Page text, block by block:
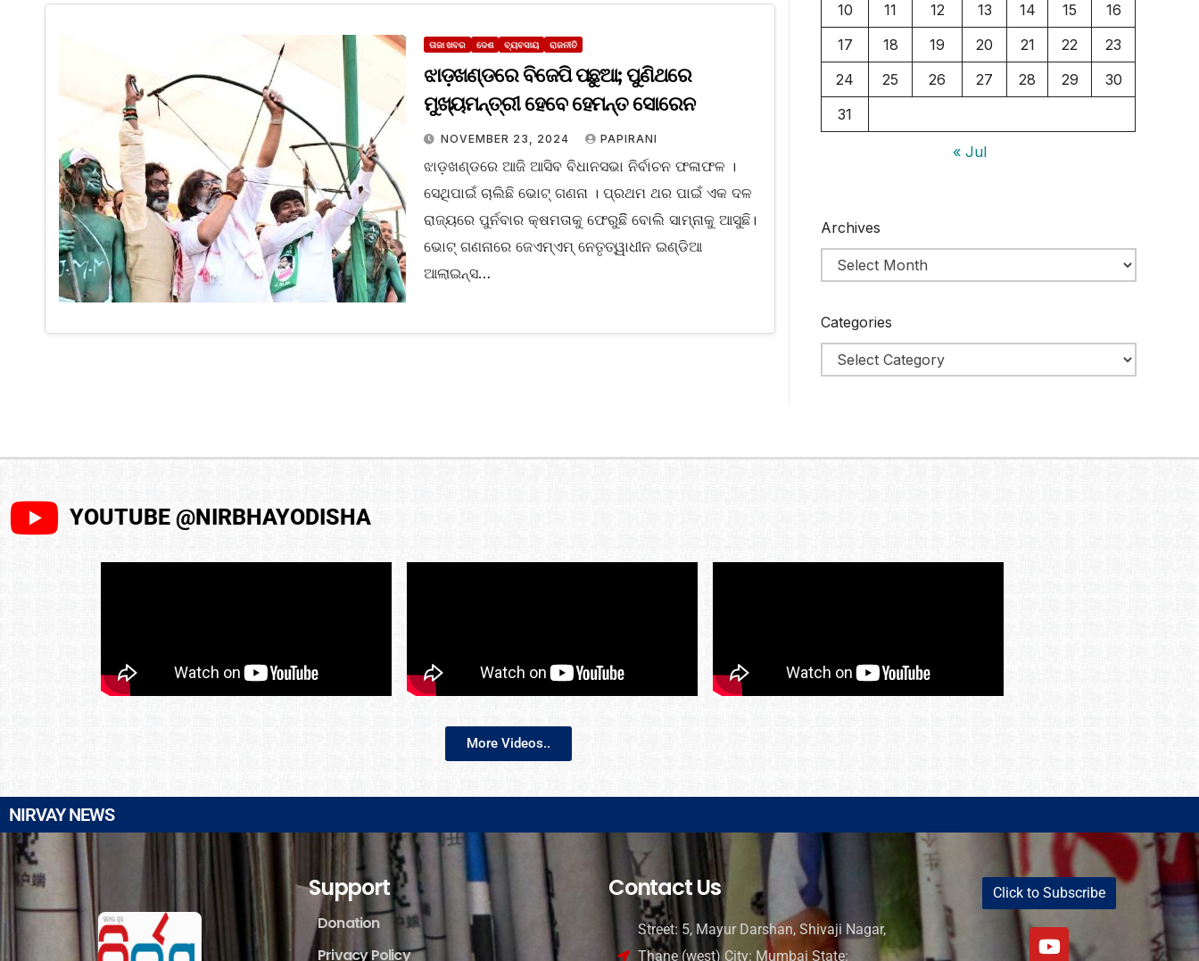
ତାଜା ଖବର ଦେଶ ବ୍ୟବସାୟ ରାଜନୀତି
ଝାଡ଼ଖଣ୍ଡରେ ବିଜେପି ପଛୁଆ; ପୁଣିଥରେ
ମୁଖ୍ୟମନ୍ତ୍ରୀ ହେବେ ହେମନ୍ତ ସୋରେନ
NOVEMBER 23, 2024 PAPIRANI
ଝାଡ଼ଖଣ୍ଡରେ ଆଜି ଆସିବ ବିଧାନସଭା ନିର୍ବାଚନ ଫଳାଫଳ ।
ସେଥିପାଇଁ ଚାଲିଛି ଭୋଟ୍ ଗଣନା । ପ୍ରଥମ ଥର ପାଇଁ ଏକ ଦଳ
ରାଜ୍ୟରେ ପୁର୍ନବାର କ୍ଷମତାକୁ ଫେରୁଛିି ବୋଲି ସାମ୍ନାକୁ ଆସୁଛି।
ଭୋଟ୍ ଗଣନାରେ ଜେଏମ୍ଏମ୍ ନେତୃତ୍ୱାଧୀନ ଇଣ୍ଡିଆ
ଆଲାଇନ୍ସ…
10
11 12 13 14 15
16
17
18 19 20 21 22
23
24
25 26 27 28 29
30
31
« Jul
Archives
Categories
YOUTUBE @NIRBHAYODISHA
More Videos..
NIRVAY NEWS
Support
Donation
Privacy Policy
Contact Us
Street: 5, Mayur Darshan, Shivaji Nagar,
Thane (west) City: Mumbai State:
Click to Subscribe